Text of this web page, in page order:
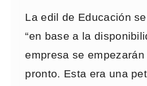
La edil de Educación
“en base a la
empresa se
pronto. Esta era una